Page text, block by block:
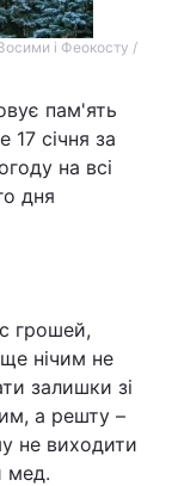
і Феокосту /
пам'ять
січня за
на всі
дня
грошей,
нічим не
залишки зі
а решту –
не виходити
мед.